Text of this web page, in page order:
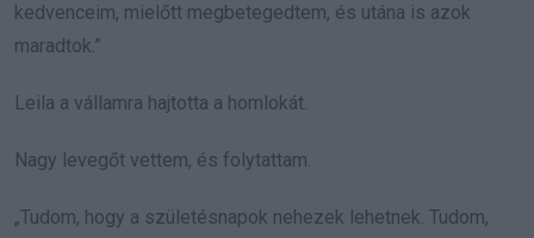
kedvenceim, mielőtt megbetegedtem, és utána is azok
maradtok.”
Leila a vállamra hajtotta a homlokát.
Nagy levegőt vettem, és folytattam.
„Tudom, hogy a születésnapok nehezek lehetnek. Tudom,